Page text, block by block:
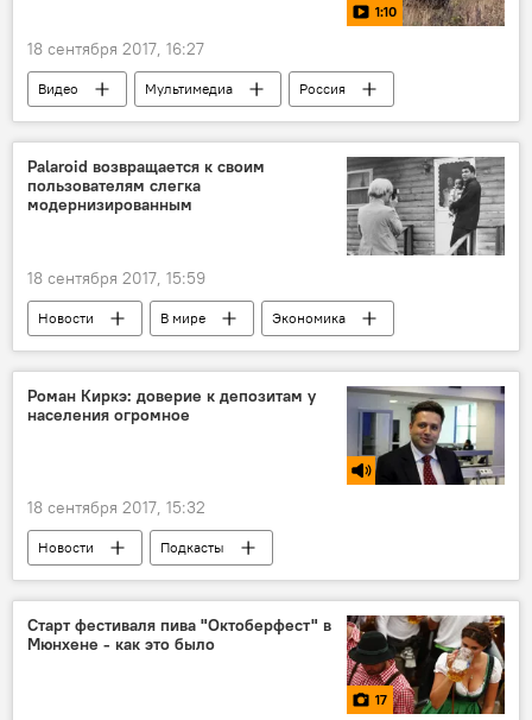
1:10
18 сентября 2017, 16:27
Видео Мультимедиа
Россия
Беларусь
Запад-2017 учения
Palaroid возвращается к своим
пользователям слегка
модернизированным
18 сентября 2017, 15:59
Новости В мире
Экономика
Общество
фотоаппарат
камера
пленка
Роман Киркэ: доверие к депозитам у
населения огромное
18 сентября 2017, 15:32
Новости
Подкасты
Сказано в эфире
Республика Молдова
депозиты
банки Молдовы
Старт фестиваля пива "Октоберфест" в
Мюнхене - как это было
17